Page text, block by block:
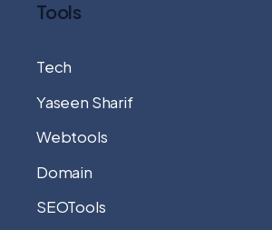
Tools
Tech
Yaseen Sharif
Webtools
Domain
SEOTools